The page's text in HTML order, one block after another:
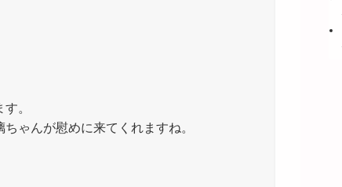
。
ゃんが慰めに来てくれますね。